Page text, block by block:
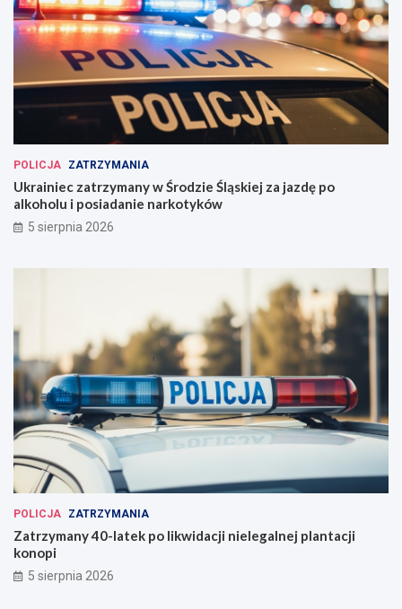
POLICJA ZATRZYMANIA
Ukrainiec zatrzymany w Środzie Śląskiej za jazdę po
alkoholu i posiadanie narkotyków
5 sierpnia 2026
POLICJA ZATRZYMANIA
Zatrzymany 40-latek po likwidacji nielegalnej plantacji
konopi
5 sierpnia 2026